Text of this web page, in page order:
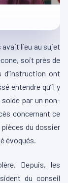
avait lieu au sujet
soit près de
d’instruction ont
entendre qu’il y
par un non-
concernant ce
du dossier
évoqués.
Depuis, les
du conseil